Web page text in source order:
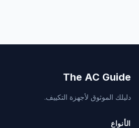
The AC Guide
دليلك الموثوق لأجهزة التكييف.
الأنواع